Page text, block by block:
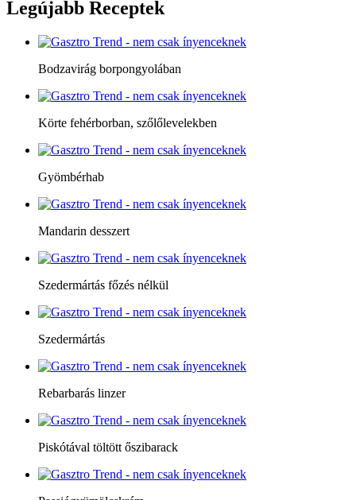
Legújabb Receptek
Bodzavirág borpongyolában
Körte fehérborban, szőlőlevelekben
Gyömbérhab
Mandarin desszert
Szedermártás főzés nélkül
Szedermártás
Rebarbarás linzer
Piskótával töltött őszibarack